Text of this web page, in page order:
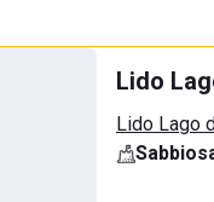
Lido
Lido Lago